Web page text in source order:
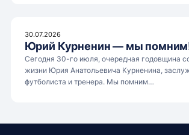
30.07.2026
Юрий Курненин — мы
Сегодня 30-го июля, очередная годовщина
жизни Юрия Анатольевича Курненина,
футболиста и тренера. Мы помним…